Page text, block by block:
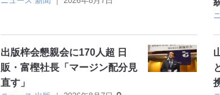
出版梓会懇親会に170人超 日
販・富樫社長「マージン配分見
直す」